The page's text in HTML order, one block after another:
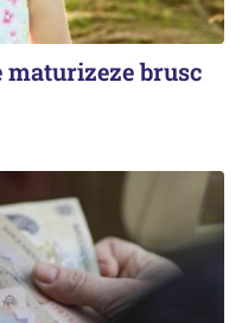
maturizeze brusc